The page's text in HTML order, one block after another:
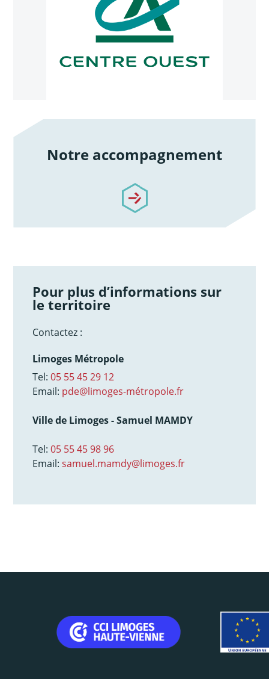
Notre accompagnement
/notre-accompagnement
Pour plus d’informations sur
le territoire
Contactez :
Limoges Métropole
Tel:05 55 45 29 12
Email: pde@limoges-métropole.fr
Ville de Limoges - Samuel MAMDY
Tel:05 55 45 98 96
Email:samuel.mamdy@limoges.fr